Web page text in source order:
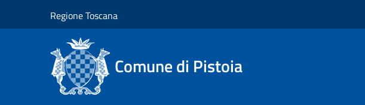
Regione Toscana
Comune di Pistoia